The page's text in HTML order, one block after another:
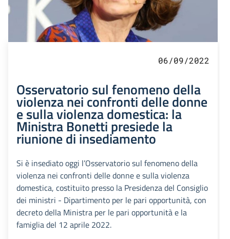
06/09/2022
Osservatorio sul fenomeno della
violenza nei confronti delle donne
e sulla violenza domestica: la
Ministra Bonetti presiede la
riunione di insediamento
Si è insediato oggi l’Osservatorio sul fenomeno della
violenza nei confronti delle donne e sulla violenza
domestica, costituito presso la Presidenza del Consiglio
dei ministri - Dipartimento per le pari opportunità, con
decreto della Ministra per le pari opportunità e la
famiglia del 12 aprile 2022.